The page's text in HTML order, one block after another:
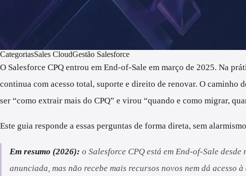
CategoriasSales CloudGestão Salesforce
O Salesforce CPQ entrou em End-of-Sale em março de 2025. Na
continua com acesso total, suporte e direito de renovar. O caminho
ser “como extrair mais do CPQ” e virou “quando e como migrar,
Este guia responde a essas perguntas de forma direta, sem
Em resumo (2026): o Salesforce CPQ está em End-of-Sale
anunciada, mas não recebe mais recursos novos nem dá acesso